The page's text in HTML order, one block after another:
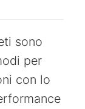
sono
per
con lo